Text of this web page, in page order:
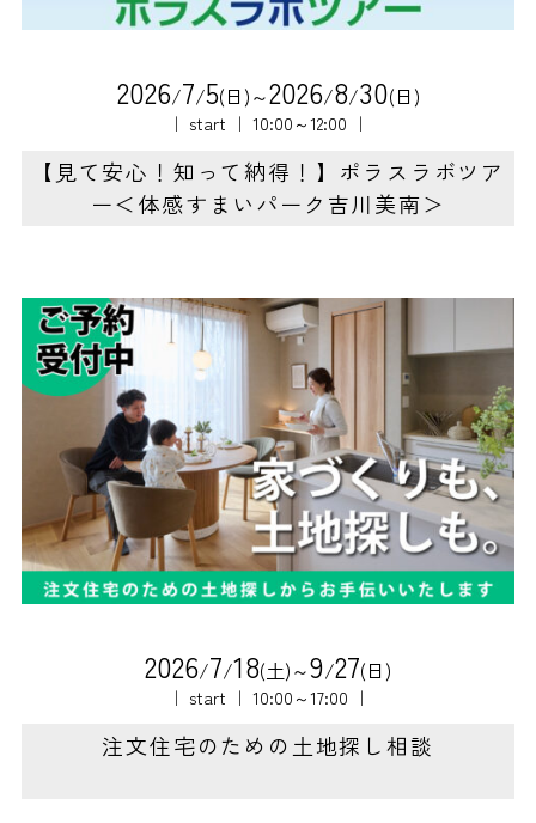
2026/7/5(日)～2026/8/30(日)
｜ start ｜ 10:00～12:00 ｜
【見て安心！知って納得！】ポラスラボツア
ー＜体感すまいパーク吉川美南＞
2026/7/18(土)～9/27(日)
｜ start ｜ 10:00～17:00 ｜
注文住宅のための土地探し相談